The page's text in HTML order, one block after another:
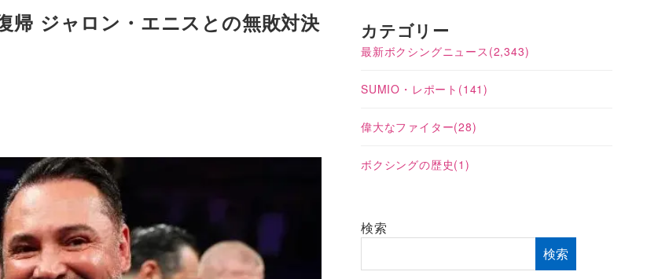
帰 ジャロン・エニスとの無敗対決
カテゴリー
最新ボクシングニュース (2,343)
SUMIO・レポート (141)
偉大なファイター(28)
ボクシングの歴史(1)
検索
検索